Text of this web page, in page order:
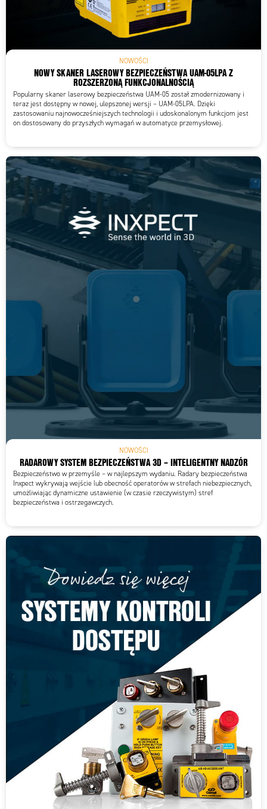
NOWOŚCI
NOWY SKANER LASEROWY BEZPIECZEŃSTWA UAM-05LPA Z
ROZSZERZONĄ FUNKCJONALNOŚCIĄ
Popularny skaner laserowy bezpieczeństwa UAM-05 został zmodernizowany i
teraz jest dostępny w nowej, ulepszonej wersji – UAM-05LPA. Dzięki
zastosowaniu najnowocześniejszych technologii i udoskonalonym funkcjom jest
on dostosowany do przyszłych wymagań w automatyce przemysłowej.
NOWOŚCI
RADAROWY SYSTEM BEZPIECZEŃSTWA 3D – INTELIGENTNY NADZÓR
Bezpieczeństwo w przemyśle – w najlepszym wydaniu. Radary bezpieczeństwa
Inxpect wykrywają wejście lub obecność operatorów w strefach niebezpiecznych,
umożliwiając dynamiczne ustawienie (w czasie rzeczywistym) stref
bezpieczeństwa i ostrzegawczych.